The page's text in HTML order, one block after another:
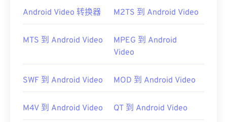
件。在 Windows 系统中，请按照以下
应用程序与文件关联。将文件重命名为 MPG 扩展名
media player、Eltima Elmedia Player、Microsoft
Cyber​​Link PowerDVD 17
开发者：MPlayer 和 Mplayer2 开发者社区
首次发布：
Android Video 转换器 M2TS 到 Android Video
MTS 到 Android Video
MPEG 到 Android
Video
SWF 到 Android Video MOD 到 Android Video
M4V 到 Android Video QT 到 Android Video